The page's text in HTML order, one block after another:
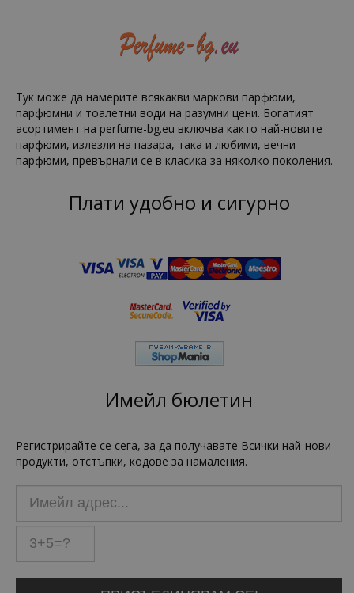
Тук може да намерите всякакви маркови парфюми,
парфюмни и тоалетни води на разумни цени. Богатият
асортимент на perfume-bg.eu включва както най-новите
парфюми, излезли на пазара, така и любими, вечни
парфюми, превърнали се в класика за няколко поколения.
Плати удобно и сигурно
Имейл бюлетин
Регистрирайте се сега, за да получавате Всички най-нови
продукти, отстъпки, кодове за намаления.